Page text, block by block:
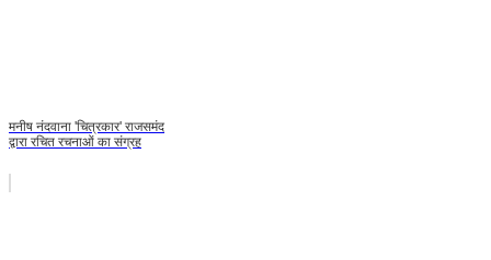
मनीष नंदवाना 'चित्रकार' राजसमंद
द्वारा रचित रचनाओं का संग्रह